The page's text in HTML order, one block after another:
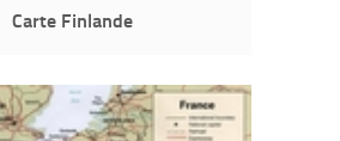
Carte Finlande